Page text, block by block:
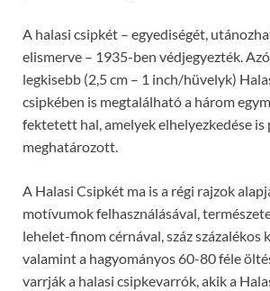
A halasi csipkét – egyediségét,
elismerve – 1935-ben védjegyezték.
legkisebb (2,5 cm – 1 inch/hüvelyk)
csipkében is megtalálható a három
fektetett hal, amelyek elhelyezkedése is
meghatározott.
A Halasi Csipkét ma is a régi rajzok
motívumok felhasználásával,
lehelet-finom cérnával, száz százalékos
valamint a hagyományos 60-80 féle
varrják a halasi csipkevarrók, akik a